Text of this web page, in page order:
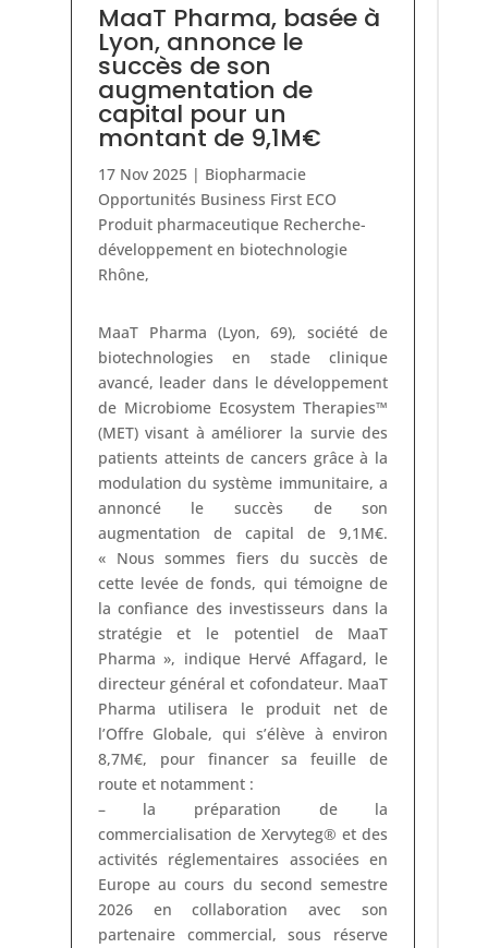
MaaT Pharma, basée à
Lyon, annonce le
succès de son
augmentation de
capital pour un
montant de 9,1M€
17 Nov 2025| Biopharmacie
Opportunités Business First ECO
Produit pharmaceutique Recherche-
développement en biotechnologie
Rhône,
MaaT Pharma (Lyon, 69), société de
biotechnologies en stade clinique
avancé, leader dans le développement
de Microbiome Ecosystem Therapies™
(MET) visant à améliorer la survie des
patients atteints de cancers grâce à la
modulation du système immunitaire, a
annoncé le succès de son
augmentation de capital de 9,1M€.
« Nous sommes fiers du succès de
cette levée de fonds, qui témoigne de
la confiance des investisseurs dans la
stratégie et le potentiel de MaaT
Pharma », indique Hervé Affagard, le
directeur général et cofondateur. MaaT
Pharma utilisera le produit net de
l’Offre Globale, qui s’élève à environ
8,7M€, pour financer sa feuille de
route et notamment :
– la préparation de la
commercialisation de Xervyteg® et des
activités réglementaires associées en
Europe au cours du second semestre
2026 en collaboration avec son
partenaire commercial, sous réserve